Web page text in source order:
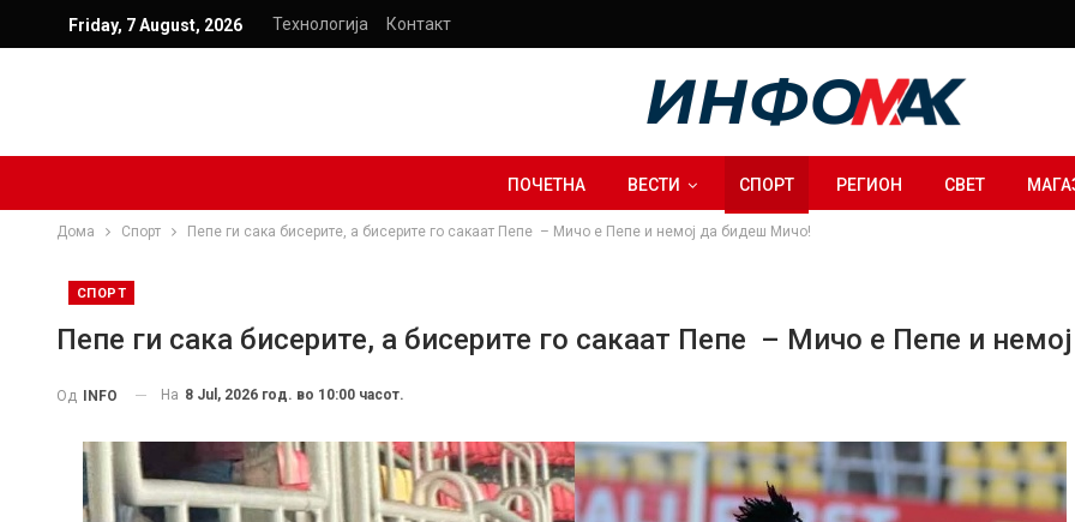
Friday, 7 August, 2026 Технологија Контакт
ПОЧЕТНА ВЕСТИ СПОРТ РЕГИОН СВЕТ
Дома Спорт Пепе ги сака бисерите, а бисерите го сакаат Пепе – Мичо е Пепе и немој да бидеш Мичо!
СПОРТ
Пепе ги сака бисерите, а бисерите го сакаат Пепе – Мичо е Пепе и
Од INFO На 8 Jul, 2026 год. во 10:00 часот.